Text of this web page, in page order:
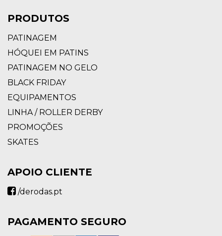
PRODUTOS
PATINAGEM
HÓQUEI EM PATINS
PATINAGEM NO GELO
BLACK FRIDAY
EQUIPAMENTOS
LINHA / ROLLER DERBY
PROMOÇÕES
SKATES
APOIO CLIENTE
/derodas.pt
PAGAMENTO SEGURO